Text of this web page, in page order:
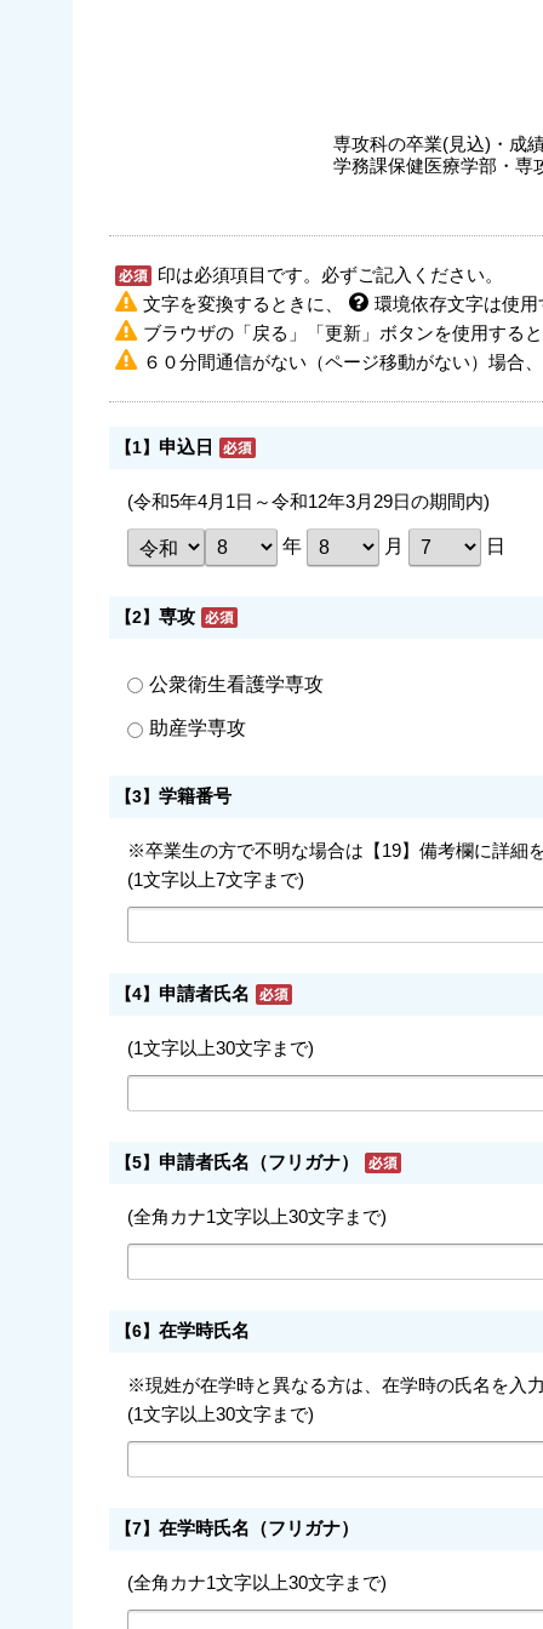
専攻科の卒業(見込)・成
学務課保健医療学部・専
印は必須項目です。必ずご記入ください。
文字を変換するときに、
環境依存文字は使用
ブラウザの「戻る」「更新」ボタンを使用する
６０分間通信がない（ページ移動がない）場合
【1】 申込日
(令和5年4月1日～令和12年3月29日の期間内)
年 月 日
【2】 専攻
公衆衛生看護学専攻
助産学専攻
【3】 学籍番号
※卒業生の方で不明な場合は【19】備考欄に詳細
(1文字以上7文字まで)
【4】 申請者氏名
(1文字以上30文字まで)
【5】 申請者氏名（フリガナ）
(全角カナ1文字以上30文字まで)
【6】 在学時氏名
※現姓が在学時と異なる方は、在学時の氏名を入力
(1文字以上30文字まで)
【7】 在学時氏名（フリガナ）
(全角カナ1文字以上30文字まで)